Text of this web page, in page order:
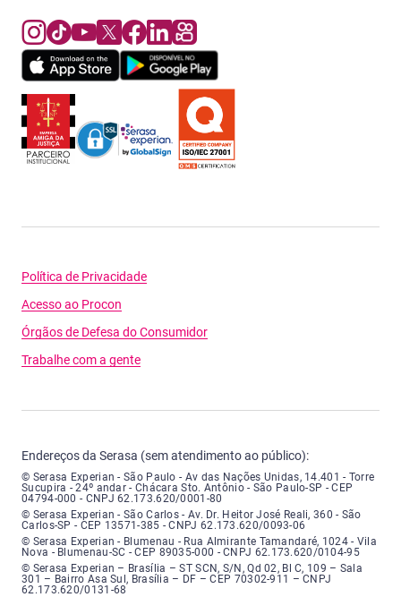
Política de Privacidade
Acesso ao Procon
Órgãos de Defesa do Consumidor
Trabalhe com a gente
Endereços da Serasa (sem atendimento ao público):
Serasa Experian - São Paulo - Endereço: Avenida das Nações Unidas,
© Serasa Experian - São Paulo - Av das Nações Unidas, 14.401 - Torre
Sucupira - 24º andar - Chácara Sto. Antônio - São Paulo-SP - CEP
04794-000 - CNPJ 62.173.620/0001-80
Serasa Experian - São Carlos - Endereço: Avenida Doutor Heitor José
© Serasa Experian - São Carlos - Av. Dr. Heitor José Reali, 360 - São
Carlos-SP - CEP 13571-385 - CNPJ 62.173.620/0093-06
Serasa Experian - Blumenau - Endereço: Rua Almirante Tamandaré,
© Serasa Experian - Blumenau - Rua Almirante Tamandaré, 1024 - Vila
Nova - Blumenau-SC - CEP 89035-000 - CNPJ 62.173.620/0104-95
Serasa Experian - Brasília, Endereço: Setor Comercial Norte, sem
© Serasa Experian – Brasília – ST SCN, S/N, Qd 02, Bl C, 109 – Sala
301 – Bairro Asa Sul, Brasília – DF – CEP 70302-911 – CNPJ
62.173.620/0131-68